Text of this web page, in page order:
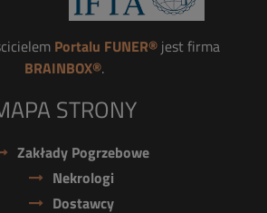
Portalu FUNER®jest firma
BRAINBOX®.
STRONY
Zakłady Pogrzebowe
Nekrologi
Dostawcy